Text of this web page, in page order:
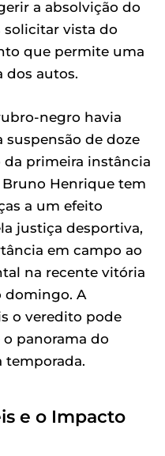
a absolvição do
vista do
que permite uma
dos autos.
negro havia
de doze
primeira instância
Henrique tem
a um efeito
justiça desportiva,
em campo ao
na recente vitória
domingo. A
o veredito pode
panorama do
temporada.
e o Impacto